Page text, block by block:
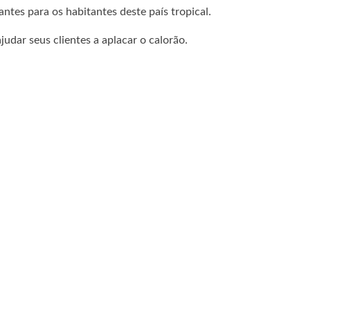
para os habitantes deste país tropical.
seus clientes a aplacar o calorão.